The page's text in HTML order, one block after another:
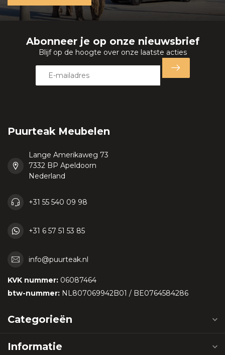
Abonneer je op onze nieuwsbrief
Blijf op de hoogte over onze laatste acties
Puurteak Meubelen
Lange Amerikaweg 73
7332 BP Apeldoorn
Nederland
+31 55 540 09 98
+31 6 57 51 53 85
info@puurteak.nl
KVK nummer: 06087464
btw-nummer: NL807069942B01 / BE0764584286
Categorieën
Informatie